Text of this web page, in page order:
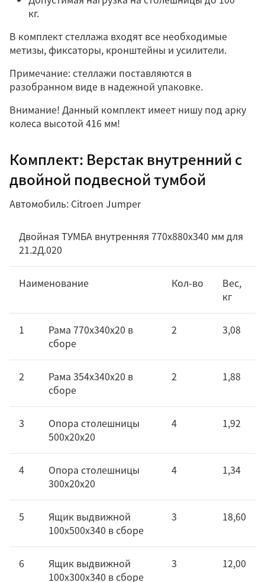
кг.
В комплект стеллажа входят все необходимые
метизы, фиксаторы, кронштейны и усилители.
Примечание: стеллажи поставляются в
разобранном виде в надежной упаковке.
Внимание! Данный комплект имеет нишу под арку
колеса высотой 416 мм!
Комплект: Верстак внутренний с
двойной подвесной тумбой
Автомобиль: Citroen Jumper
Двойная ТУМБА внутренняя 770х880х340 мм для
21.2Д.020
Наименование Кол-во
Вес,
кг
1
Рама 770х340х20 в
сборе
2 3,08
2
Рама 354х340х20 в
сборе
2 1,88
3
Опора столешницы
500х20х20
4 1,92
4
Опора столешницы
300х20х20
4 1,34
5
Ящик выдвижной
100х500х340 в сборе
3 18,60
6
Ящик выдвижной
100х300х340 в сборе
3 12,00